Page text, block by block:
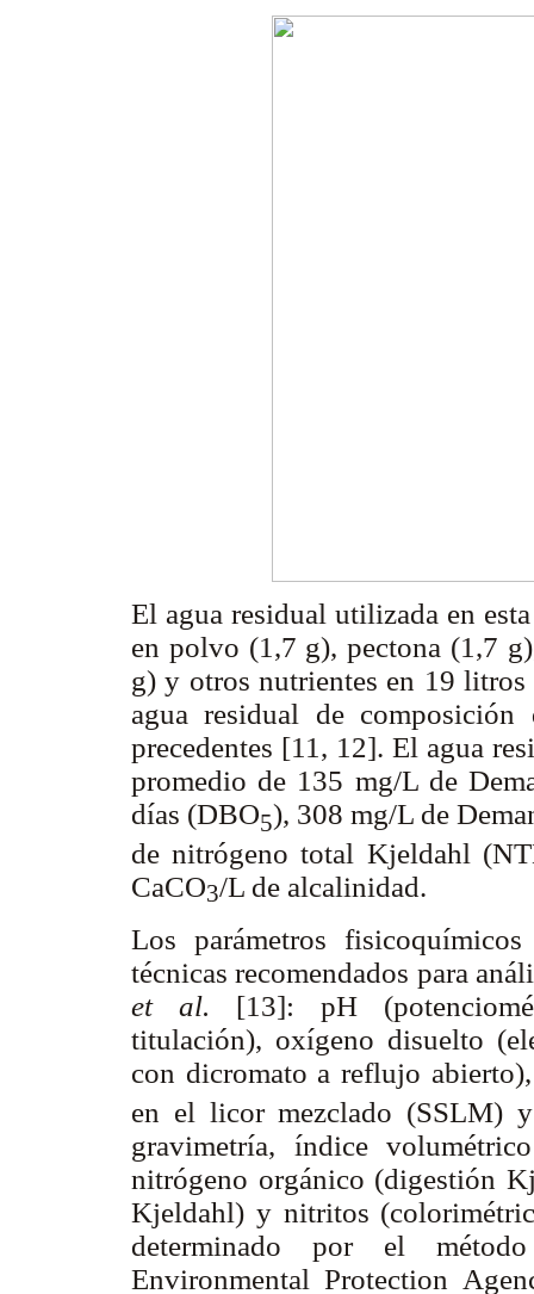
El agua residual utilizada en
en polvo (1,7 g), pectona (1,7
g) y otros nutrientes en 19 litros
agua residual de composición
precedentes [11, 12]. El agua
promedio de 135 mg/L de
días (DBO5), 308 mg/L de
de nitrógeno total Kjeldahl
CaCO3/L de alcalinidad.
Los parámetros
técnicas recomendados para
et al. [13]: pH
titulación), oxígeno disuelto
con dicromato a reflujo
en el licor mezclado (SSLM)
gravimetría, índice
nitrógeno orgánico (digestión
Kjeldahl) y nitritos
determinado por el
Environmental Protection